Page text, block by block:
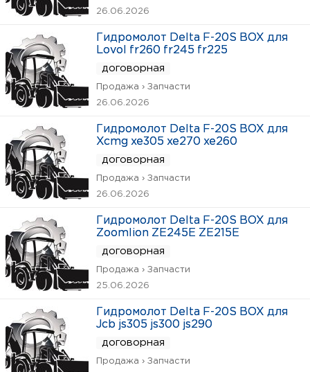
26.06.2026
Гидромолот Delta F-20S BOX для
Lovol fr260 fr245 fr225
договорная
Продажа › Запчасти
26.06.2026
Гидромолот Delta F-20S BOX для
Xcmg xe305 xe270 xe260
договорная
Продажа › Запчасти
26.06.2026
Гидромолот Delta F-20S BOX для
Zoomlion ZE245E ZE215E
договорная
Продажа › Запчасти
25.06.2026
Гидромолот Delta F-20S BOX для
Jcb js305 js300 js290
договорная
Продажа › Запчасти